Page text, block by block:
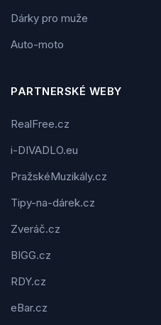
Dárky pro muže
Auto-moto
PARTNERSKÉ WEBY
RealFree.cz
i-DIVADLO.eu
PražskéMuzikály.cz
Tipy-na-dárek.cz
Zveráč.cz
BIGG.cz
RDY.cz
eBar.cz